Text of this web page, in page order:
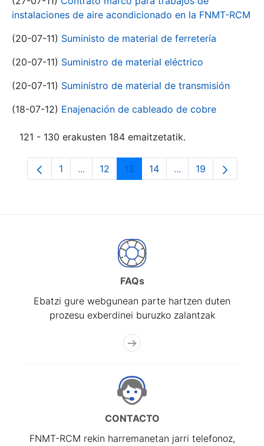
instalaciones de aire acondicionado en la FNMT-RCM
(20-07-11) Suministo de material de ferretería
(20-07-11) Suministro de material eléctrico
(20-07-11) Suministro de material de transmisión
(18-07-12) Enajenación de cableado de cobre
121 - 130 erakusten 184 emaitzetatik.
Orrialdea
1 ...Intermediate Pages Use TAB to navigate.
Orrialdea
12 Orrialdea
13 Orrialdea
14 ...Intermediate
Orrialdea
19
FAQs
Ebatzi gure webgunean parte hartzen duten
prozesu exberdinei buruzko zalantzak
CONTACTO
FNMT-RCM rekin harremanetan jarri telefonoz,